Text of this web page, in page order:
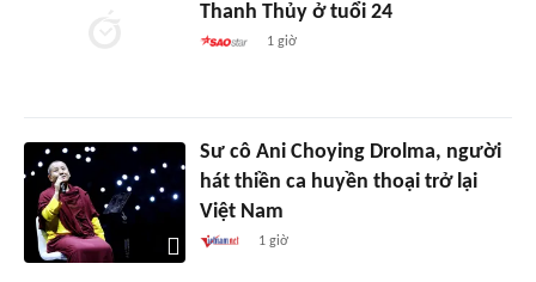
Thanh Thủy ở tuổi 24
1 giờ
Sư cô Ani Choying Drolma, người
hát thiền ca huyền thoại trở lại
Việt Nam
1 giờ